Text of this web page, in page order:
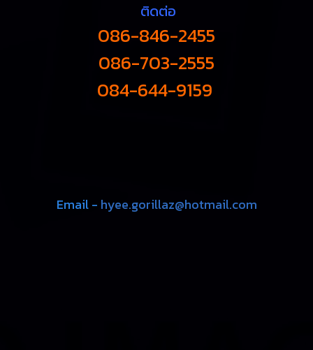
ติดต่อ
086-846-2455
086-703-2555
084-644-9159
Email - hyee.gorillaz@hotmail.com